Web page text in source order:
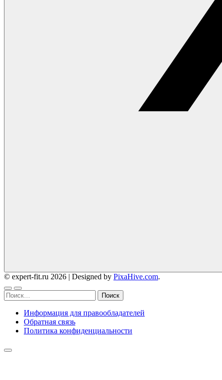
© expert-fit.ru 2026 | Designed by PixaHive.com.
Найти:
Информация для правообладателей
Обратная связь
Политика конфиденциальности